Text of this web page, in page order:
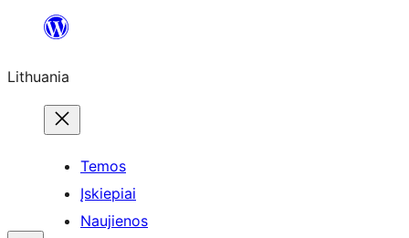
turinio
Lithuania
Temos
Įskiepiai
Naujienos